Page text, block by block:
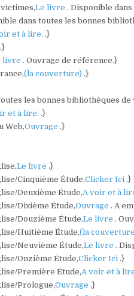
Le livre. Disponible
dans toutes les bonnes
et à lire..}
.}
livre. Ouvrage de référence.}
(la couverture).}
les bonnes bibliothèques
et à lire..}
Web,Ouvrage.}
Le livre.}
Cinquième Étude,Clicker Ici.}
Deuxième Étude,A voir et à
Dixième Étude,Ouvrage. A
Douzième Étude,Le livre.
Huitième Étude,(la
Neuvième Étude,Le livre.
Onzième Étude,Clicker Ici.}
Première Étude,A voir et à
Prologue,Ouvrage.}